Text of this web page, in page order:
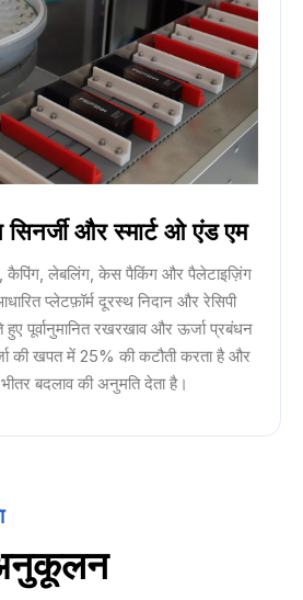
सिनर्जी और स्मार्ट ओ एंड एम
कैपिंग, लेबलिंग, केस पैकिंग और पैलेटाइज़िंग
प्लेटफ़ॉर्म दूरस्थ निदान और रेसिपी
पूर्वानुमानित रखरखाव और ऊर्जा प्रबंधन
की खपत में 25% की कटौती करता है और
बदलाव की अनुमति देता है।